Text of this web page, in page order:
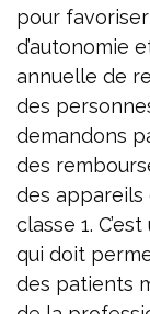
pour
d’autonomie
annuelle de
des
demandons
des
des appareils
classe 1.
qui doit
des patients